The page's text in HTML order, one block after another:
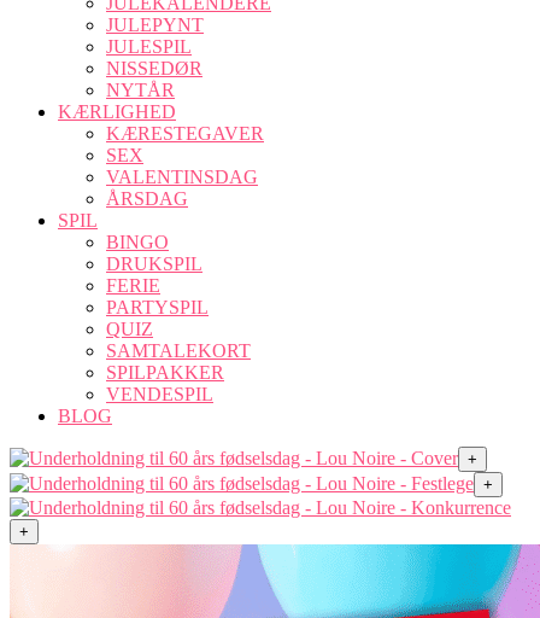
JULEPYNT
JULESPIL
NISSEDØR
NYTÅR
KÆRLIGHED
KÆRESTEGAVER
SEX
VALENTINSDAG
ÅRSDAG
SPIL
BINGO
DRUKSPIL
FERIE
PARTYSPIL
QUIZ
SAMTALEKORT
SPILPAKKER
VENDESPIL
BLOG
+
+
+